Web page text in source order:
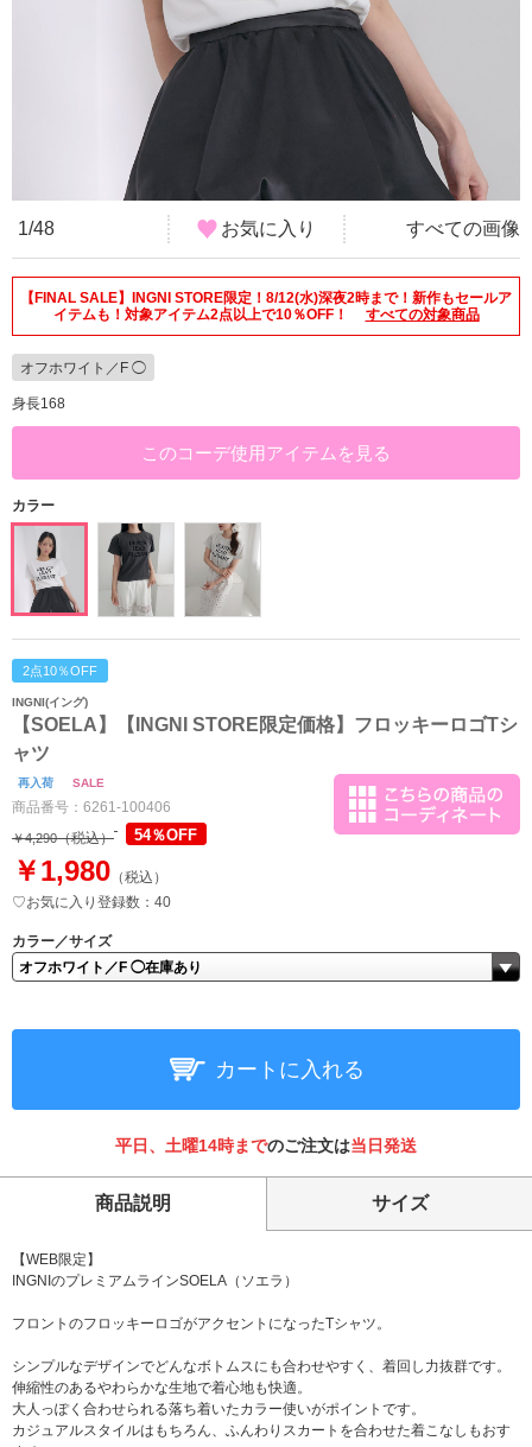
1/48 お気に入り すべての画像
【FINAL SALE】INGNI STORE限定！8/12(水)深夜2時まで！新作もセールア
イテムも！対象アイテム2点以上で10％OFF！
すべての対象商品
オフホワイト／F ◯
身長168
このコーデ使用アイテムを見る
カラー
2点10％OFF
INGNI(イング)
【SOELA】【INGNI STORE限定価格】フロッキーロゴTシ
ャツ
再入荷 SALE
商品番号： 6261-100406
￥4,290（税込） 54％OFF
￥1,980 （税込）
♡お気に入り登録数：40
カラー／サイズ
カートに入れる
平日、土曜14時までのご注文は当日発送
商品説明 サイズ
【WEB限定】
INGNIのプレミアムラインSOELA（ソエラ）
フロントのフロッキーロゴがアクセントになったTシャツ。
シンプルなデザインでどんなボトムスにも合わせやすく、着回し力抜群です。
伸縮性のあるやわらかな生地で着心地も快適。
大人っぽく合わせられる落ち着いたカラー使いがポイントです。
カジュアルスタイルはもちろん、ふんわりスカートを合わせた着こなしもおす